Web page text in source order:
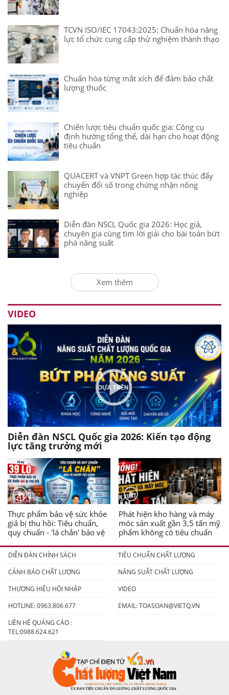
TCVN ISO/IEC 17043:2025: Chuẩn hóa năng
lực tổ chức cung cấp thử nghiệm thành thạo
Chuẩn hóa từng mắt xích để đảm bảo chất
lượng thuốc
Chiến lược tiêu chuẩn quốc gia: Công cụ
định hướng tổng thể, dài hạn cho hoạt động
tiêu chuẩn
QUACERT và VNPT Green hợp tác thúc đẩy
chuyển đổi số trong chứng nhận nông
nghiệp
Diễn đàn NSCL Quốc gia 2026: Học giả,
chuyên gia cùng tìm lời giải cho bài toán bứt
phá năng suất
Xem thêm
VIDEO
Diễn đàn NSCL Quốc gia 2026: Kiến tạo động
lực tăng trưởng mới
Thực phẩm bảo vệ sức khỏe
giả bị thu hồi: Tiêu chuẩn,
quy chuẩn - 'lá chắn' bảo vệ
Phát hiện kho hàng và máy
móc sản xuất gần 3,5 tấn mỹ
phẩm không có tiêu chuẩn
DIỄN ĐÀN CHÍNH SÁCH
TIÊU CHUẨN CHẤT LƯỢNG
CẢNH BÁO CHẤT LƯỢNG
NĂNG SUẤT CHẤT LƯỢNG
THƯƠNG HIỆU HỘI NHẬP
VIDEO
HOTLINE: 0963.806.677
EMAIL:TOASOAN@VIETQ.VN
LIÊN HỆ QUẢNG CÁO :
TEL:0988.624.621